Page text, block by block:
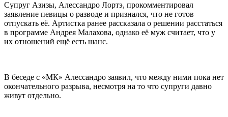
Супруг Азизы, Алессандро Лортэ, прокомментировал
заявление певицы о разводе и признался, что не готов
отпускать её. Артистка ранее рассказала о решении расстаться
в программе Андрея Малахова, однако её муж считает, что у
их отношений ещё есть шанс.
В беседе с «МК» Алессандро заявил, что между ними пока нет
окончательного разрыва, несмотря на то что супруги давно
живут отдельно.